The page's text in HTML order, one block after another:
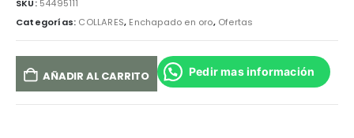
SKU: 54495111
Categorías: COLLARES, Enchapado en oro, Ofertas
AÑADIR AL CARRITO Pedir mas información